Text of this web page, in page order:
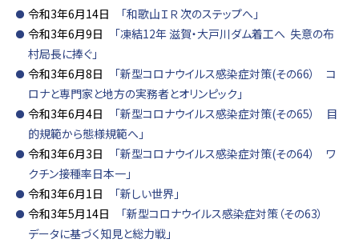
令和3年6月14日 「和歌山ＩＲ 次のステップへ」
令和3年6月9日 「凍結12年 滋賀・大戸川ダム着工へ 失意の布
村局長に捧ぐ」
令和3年6月8日 「新型コロナウイルス感染症対策(その66） コ
ロナと専門家と地方の実務者とオリンピック」
令和3年6月4日 「新型コロナウイルス感染症対策(その65） 目
的規範から態様規範へ」
令和3年6月3日 「新型コロナウイルス感染症対策(その64） ワ
クチン接種率日本一」
令和3年6月1日 「新しい世界」
令和3年5月14日 「新型コロナウイルス感染症対策（その63）
データに基づく知見と総力戦」